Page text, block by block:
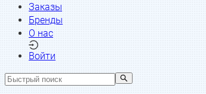
Заказы
Бренды
О нас
Войти